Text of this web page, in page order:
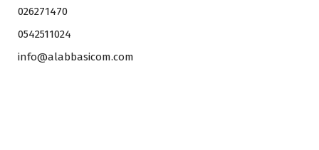
026271470
0542511024
info@alabbasicom.com